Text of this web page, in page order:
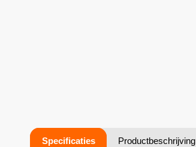
Specificaties Productbeschrijving